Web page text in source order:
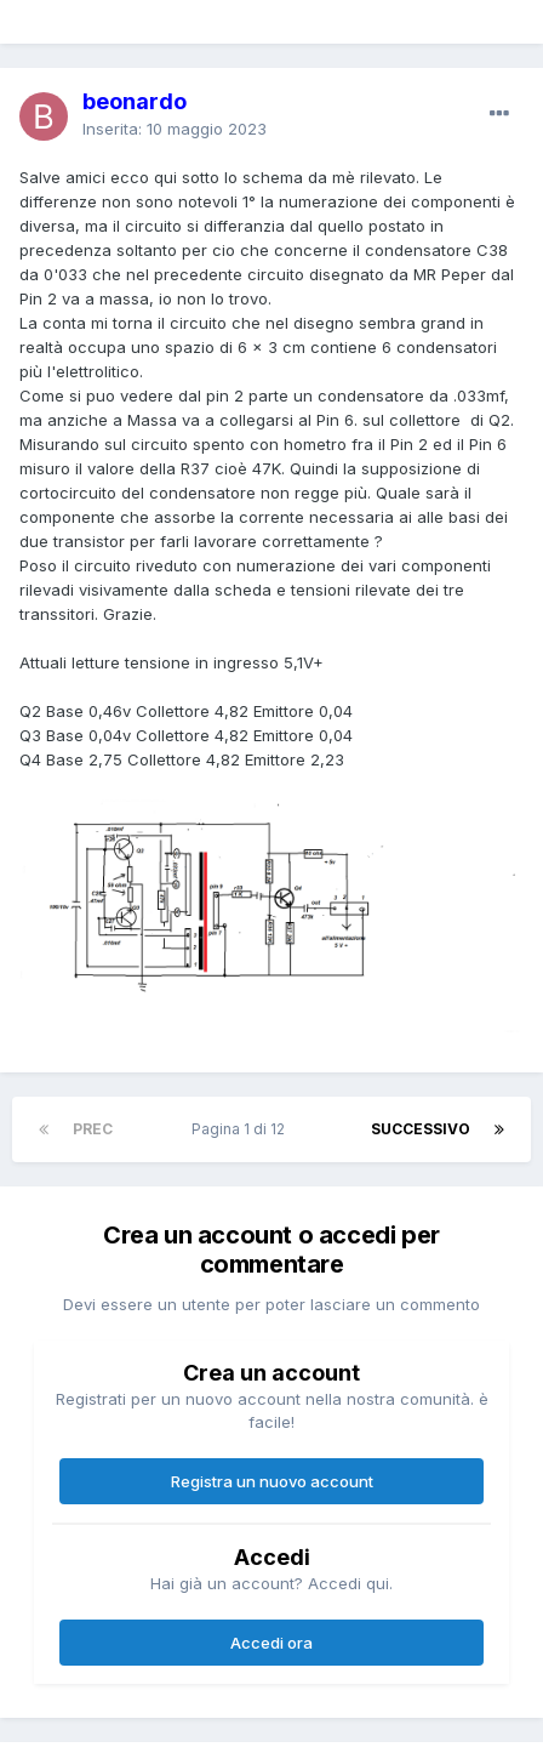
beonardo
Inserita: 10 maggio 2023
Salve amici ecco qui sotto lo schema da mè rilevato. Le
differenze non sono notevoli 1° la numerazione dei componenti è
diversa, ma il circuito si differanzia dal quello postato in
precedenza soltanto per cio che concerne il condensatore C38
da 0'033 che nel precedente circuito disegnato da MR Peper dal
Pin 2 va a massa, io non lo trovo.
La conta mi torna il circuito che nel disegno sembra grand in
realtà occupa uno spazio di 6 x 3 cm contiene 6 condensatori
più l'elettrolitico.
Come si puo vedere dal pin 2 parte un condensatore da .033mf,
ma anziche a Massa va a collegarsi al Pin 6. sul collettore di Q2.
Misurando sul circuito spento con hometro fra il Pin 2 ed il Pin 6
misuro il valore della R37 cioè 47K. Quindi la supposizione di
cortocircuito del condensatore non regge più. Quale sarà il
componente che assorbe la corrente necessaria ai alle basi dei
due transistor per farli lavorare correttamente ?
Poso il circuito riveduto con numerazione dei vari componenti
rilevadi visivamente dalla scheda e tensioni rilevate dei tre
transsitori. Grazie.
Attuali letture tensione in ingresso 5,1V+
Q2 Base 0,46v Collettore 4,82 Emittore 0,04
Q3 Base 0,04v Collettore 4,82 Emittore 0,04
Q4 Base 2,75 Collettore 4,82 Emittore 2,23
PREC SUCCESSIVO
Pagina 1 di 12
Crea un account o accedi per
commentare
Devi essere un utente per poter lasciare un commento
Crea un account
Registrati per un nuovo account nella nostra comunità. è
facile!
Registra un nuovo account
Accedi
Hai già un account? Accedi qui.
Accedi ora